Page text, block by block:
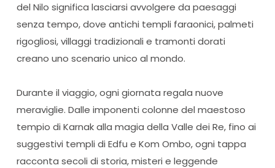
del Nilo significa lasciarsi avvolgere da paesaggi
senza tempo, dove antichi templi faraonici, palmeti
rigogliosi, villaggi tradizionali e tramonti dorati
creano uno scenario unico al mondo.
Durante il viaggio, ogni giornata regala nuove
meraviglie. Dalle imponenti colonne del maestoso
tempio di Karnak alla magia della Valle dei Re, fino ai
suggestivi templi di Edfu e Kom Ombo, ogni tappa
racconta secoli di storia, misteri e leggende